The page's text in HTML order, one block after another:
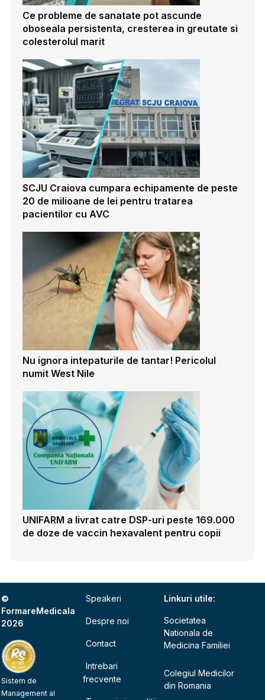
Ce probleme de sanatate pot ascunde
oboseala persistenta, cresterea in greutate si
colesterolul marit
SCJU Craiova cumpara echipamente de peste
20 de milioane de lei pentru tratarea
pacientilor cu AVC
Nu ignora intepaturile de tantar! Pericolul
numit West Nile
UNIFARM a livrat catre DSP-uri peste 169.000
de doze de vaccin hexavalent pentru copii
©
FormareMedicala
2026
Sistem de
Management al
Speakeri
Despre noi
Contact
Intrebari
frecvente
Linkuri utile:
Societatea
Nationala de
Medicina Familiei
Colegiul Medicilor
din Romania